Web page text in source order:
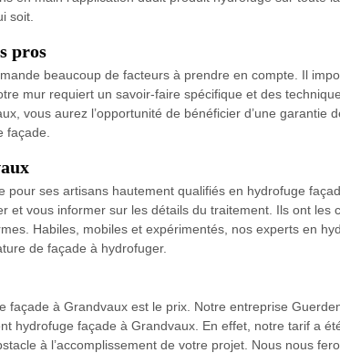
soit.
pros
beaucoup de facteurs à prendre en compte. Il
mur requiert un savoir-faire spécifique et des
vous aurez l’opportunité de bénéficier d’une garantie
façade.
ses artisans hautement qualifiés en hydrofuge
vous informer sur les détails du traitement. Ils ont les
Habiles, mobiles et expérimentés, nos experts en
de façade à hydrofuger.
façade à Grandvaux est le prix. Notre entreprise
hydrofuge façade à Grandvaux. En effet, notre tarif a
à l’accomplissement de votre projet. Nous nous